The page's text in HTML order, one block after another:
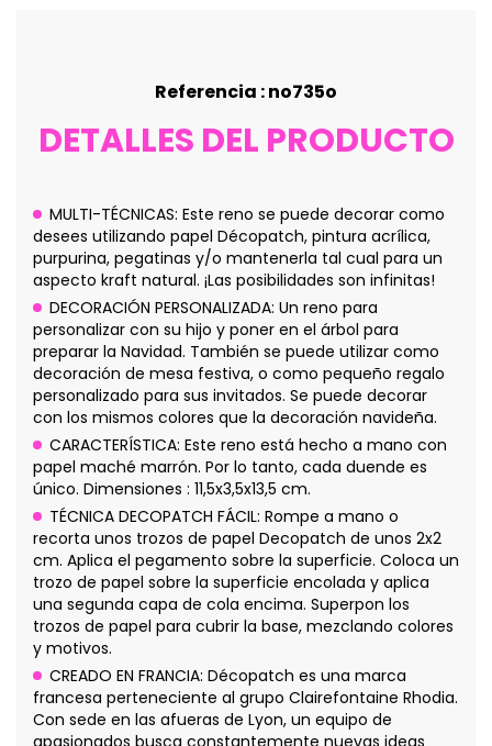
Referencia : no735o
DETALLES DEL PRODUCTO
MULTI-TÉCNICAS: Este reno se puede decorar como
desees utilizando papel Décopatch, pintura acrílica,
purpurina, pegatinas y/o mantenerla tal cual para un
aspecto kraft natural. ¡Las posibilidades son infinitas!
DECORACIÓN PERSONALIZADA: Un reno para
personalizar con su hijo y poner en el árbol para
preparar la Navidad. También se puede utilizar como
decoración de mesa festiva, o como pequeño regalo
personalizado para sus invitados. Se puede decorar
con los mismos colores que la decoración navideña.
CARACTERÍSTICA: Este reno está hecho a mano con
papel maché marrón. Por lo tanto, cada duende es
único. Dimensiones : 11,5x3,5x13,5 cm.
TÉCNICA DECOPATCH FÁCIL: Rompe a mano o
recorta unos trozos de papel Decopatch de unos 2x2
cm. Aplica el pegamento sobre la superficie. Coloca un
trozo de papel sobre la superficie encolada y aplica
una segunda capa de cola encima. Superpon los
trozos de papel para cubrir la base, mezclando colores
y motivos.
CREADO EN FRANCIA: Décopatch es una marca
francesa perteneciente al grupo Clairefontaine Rhodia.
Con sede en las afueras de Lyon, un equipo de